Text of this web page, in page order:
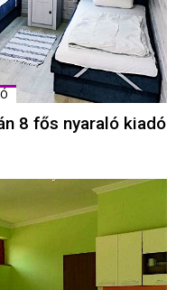
8 fős nyaraló kiadó